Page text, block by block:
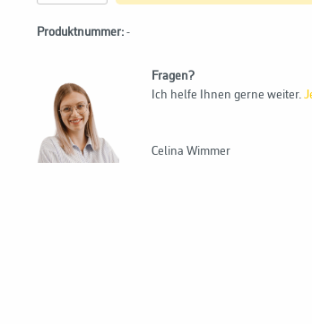
Produktnummer: -
Fragen?
Ich helfe Ihnen gerne weiter.
Celina Wimmer